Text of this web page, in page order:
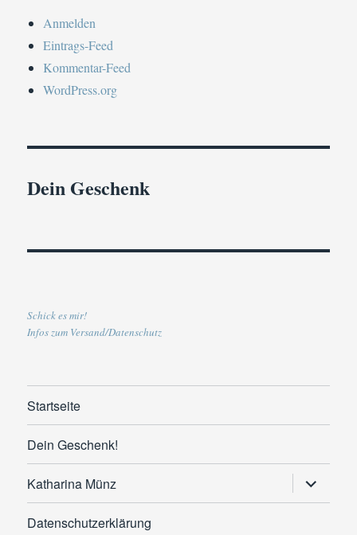
Anmelden
Eintrags-Feed
Kommentar-Feed
WordPress.org
Dein Geschenk
Schick es mir!
Infos zum Versand/Datenschutz
Startseite
Dein Geschenk!
Katharina Münz
anzeigen
Datenschutzerklärung